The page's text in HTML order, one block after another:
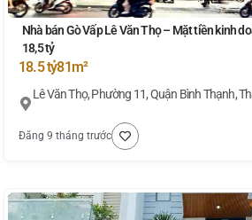
Nhà bán Gò Vấp Lê Văn Thọ – Mặt tiền kinh
18,5 tỷ
18.5 tỷ81m²
Lê Văn Thọ, Phường 11, Quận Bình
Đăng 9 tháng trước